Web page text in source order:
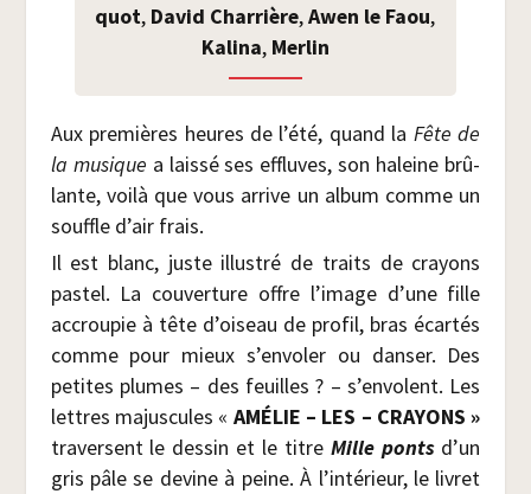
quot, David Char­rière,Awen le Faou,
Kali­na, Mer­lin
Aux pre­mières heures de l’été, quand la Fête de
la musique a lais­sé ses effluves, son haleine brû­
lante, voi­là que vous arrive un album comme un
souffle d’air frais.
Il est blanc, juste illus­tré de traits de crayons
pas­tel. La cou­ver­ture offre l’image d’une fille
accrou­pie à tête d’oiseau de pro­fil, bras écar­tés
comme pour mieux s’envoler ou dan­ser. Des
petites plumes – des feuilles ? – s’envolent. Les
lettres majus­cules « AMÉLIE – LES – CRAYONS »
tra­versent le des­sin et le titre Mille pontsd’un
gris pâle se devine à peine. À l’intérieur, le livret